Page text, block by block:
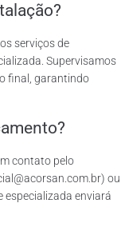
serviços de
Supervisamos
final, garantindo
contato pelo
ou
especializada enviará